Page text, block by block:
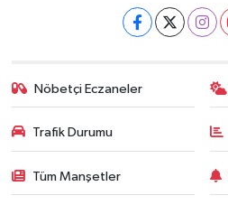
Nöbetçi Eczaneler
Trafik Durumu
Tüm Manşetler